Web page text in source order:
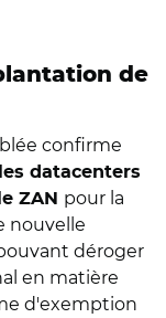
de
confirme
datacenters
ZAN pour la
nouvelle
déroger
en matière
d'exemption